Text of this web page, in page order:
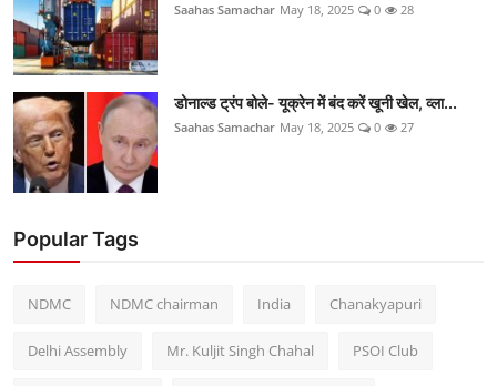
Saahas Samachar May 18, 2025 0 28
डोनाल्ड ट्रंप बोले- यूक्रेन में बंद करें खूनी खेल, व्ला...
Saahas Samachar May 18, 2025 0 27
Popular Tags
NDMC NDMC chairman India Chanakyapuri
Delhi Assembly Mr. Kuljit Singh Chahal PSOI Club